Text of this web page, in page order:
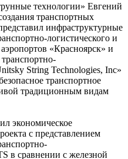
технологии» Евгений
транспортных
инфраструктурные
логистического и
«Красноярск» и
String Technologies, Inc»
транспортное
традиционным видам
экономическое
с представлением
в сравнении с железной